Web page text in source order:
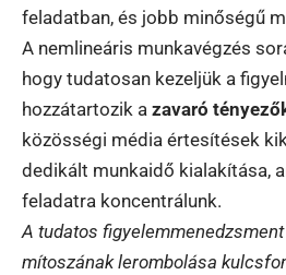
feladatban, és jobb minőségű
A nemlineáris munkavégzés
hogy tudatosan kezeljük a
hozzátartozik a zavaró
közösségi média értesítések
dedikált munkaidő kialakítása,
feladatra koncentrálunk.
A tudatos
mítoszának lerombolása